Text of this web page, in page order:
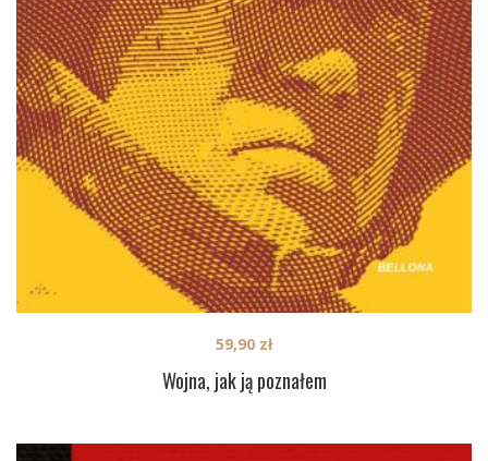
Wojna, jak ją poznałem
59,90 zł